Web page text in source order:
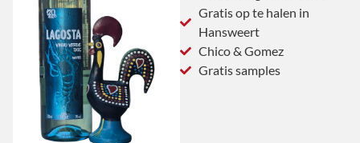
Gratis op te halen in
Hansweert
Chico & Gomez
Gratis samples